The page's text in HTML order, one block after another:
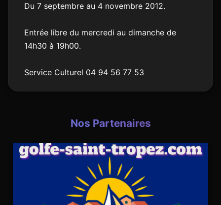
Du 7 septembre au 4 novembre 2012.
Entrée libre du mercredi au dimanche de
14h30 à 19h00.
Service Culturel 04 94 56 77 53
Nos Partenaires